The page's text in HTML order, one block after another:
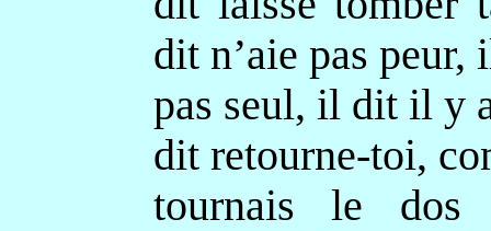
dit n’aie pas peur,
pas seul, il dit il y
dit retourne-toi,
tournais le